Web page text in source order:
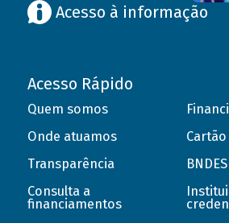
Acesso à informação
Acesso Rápido
Quem somos
Onde atuamos
Transparência
Consulta a
financiamentos
Cartão